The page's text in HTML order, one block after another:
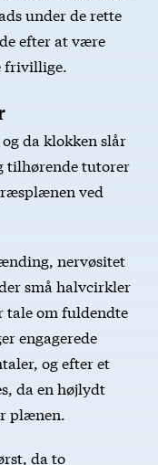
under de rette
efter at være
frivillige.
da klokken slår
tilhørende tutorer
ved
nervøsitet
små halvcirkler
tale om fuldendte
engagerede
og efter et
da en højlydt
plænen.
da to